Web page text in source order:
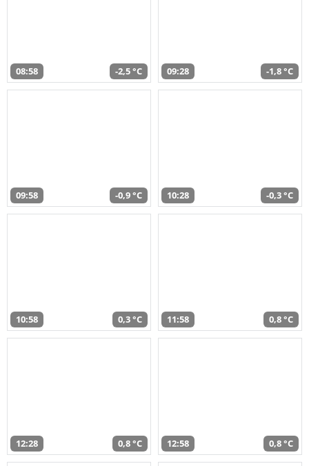
08:58 -2,5 °C 09:28 -1,8 °C
09:58 -0,9 °C 10:28 -0,3 °C
10:58 0,3 °C 11:58 0,8 °C
12:28 0,8 °C 12:58 0,8 °C